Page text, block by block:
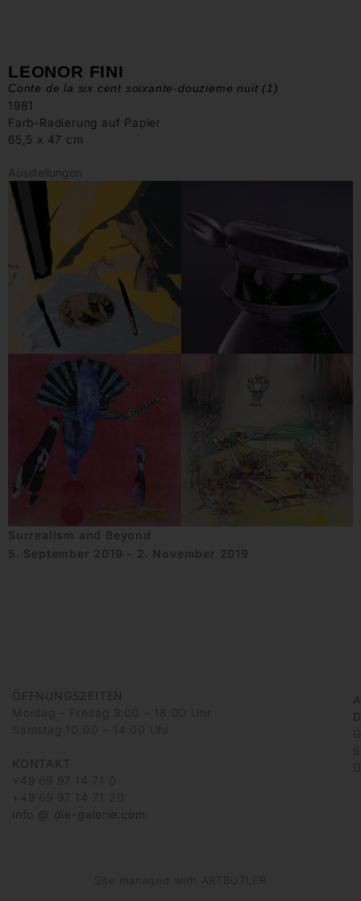
LEONOR FINI
Conte de la six cent soixante-douzieme nuit (1)
1981
Farb-Radierung auf Papier
65,5 x 47 cm
Ausstellungen
Surrealism and Beyond
5. September 2019 - 2. November 2019
ÖFFNUNGSZEITEN
Montag – Freitag 9:00 – 18:00 Uhr
Samstag 10:00 – 14:00 Uhr
KONTAKT
+49 69 97 14 71 0
+49 69 97 14 71 20
info @ die-galerie.com
Site managed with ARTBUTLER